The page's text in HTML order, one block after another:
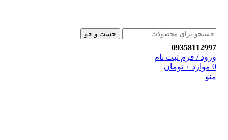
جست و جو
09358112997
ورود / فرم ثبت نام
0 موارد ۰ تومان
منو